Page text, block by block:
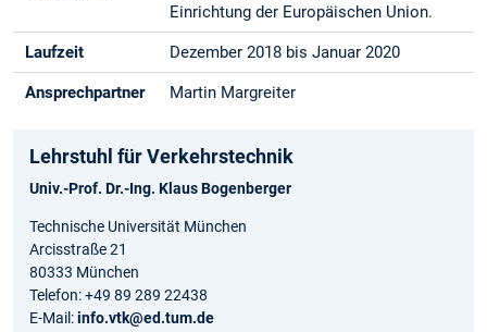
Einrichtung der Europäischen Union.
Laufzeit Dezember 2018 bis Januar 2020
Ansprechpartner Martin Margreiter
Lehrstuhl für Verkehrstechnik
Univ.-Prof. Dr.-Ing. Klaus Bogenberger
Technische Universität München
Arcisstraße 21
80333 München
Telefon: +49 89 289 22438
E-Mail:info.vtk@ed.tum.de